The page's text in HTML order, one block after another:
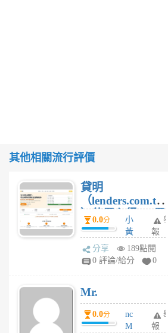
其他相關流行評價
貸明
（lenders.com.tw
）使用心得 — 民
間貸款比較平台
體驗
0.0分
小
黃
蜂
4
舉
報
分享
189點閱
0 評論/給分
0
Mr.
0.0分
nc
M
舉
報